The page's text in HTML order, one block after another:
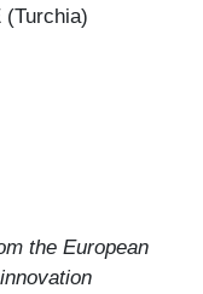
(Turchia)
the European